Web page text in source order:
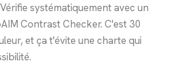
systématiquement avec un
Contrast Checker. C'est 30
et ça t'évite une charte qui